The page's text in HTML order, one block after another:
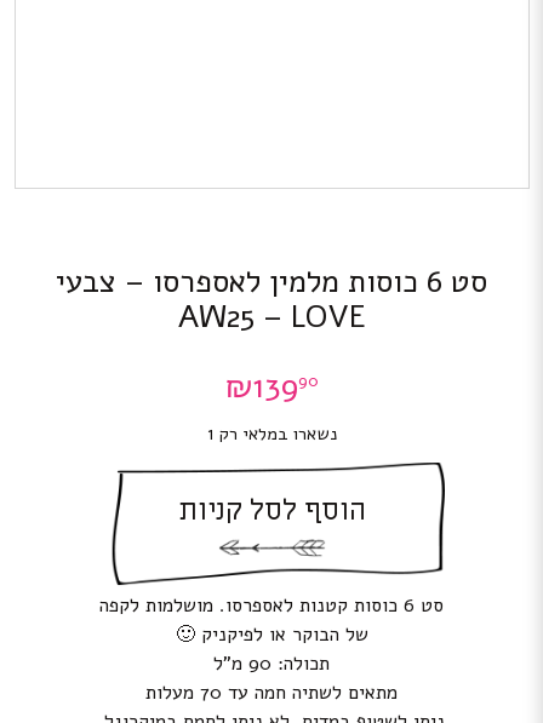
סט 6 כוסות מלמין לאספרסו – צבעי
AW25 – LOVE
₪13990
נשארו במלאי רק 1
הוסף לסל קניות
סט 6 כוסות קטנות לאספרסו. מושלמות לקפה
של הבוקר או לפיקניק 🙂
תכולה: 90 מ”ל
מתאים לשתיה חמה עד 70 מעלות